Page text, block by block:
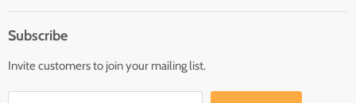
Inicio
Catálogo
Contacto
Subscribe
Invite customers to join your mailing list.